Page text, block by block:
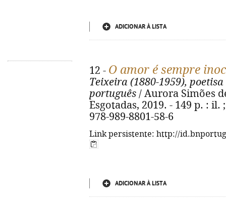
ADICIONAR À LISTA
12 - O amor é sempre
Teixeira (1880-1959),
português / Aurora Simões
Esgotadas, 2019. - 149 p. : il.
978-989-8801-58-6
Link persistente: http://
ADICIONAR À LISTA